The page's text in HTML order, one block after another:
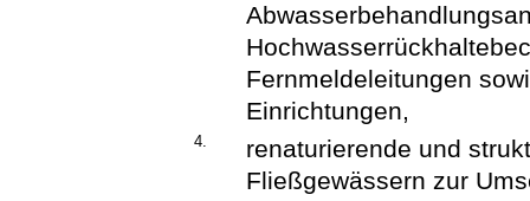
Fernmeldeleitungen
Einrichtungen,
4.
renaturierende und
Fließgewässern zur